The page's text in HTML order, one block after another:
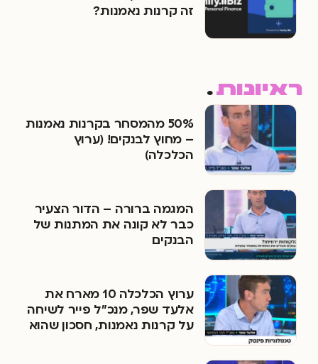
זה קרנות נאמנות?
ראיונות.
50% מהמסחר בקרנות נאמנות
– מחוץ לבנקים! (ערוץ
הכלכלה)
המגמה ברורה – הדור הצעיר
כבר לא קונה את המתנות של
הבנקים
ערוץ הכלכלה 10 מארח את
אלעד שפר, מנכ"ל פייר לשיחה
על קרנות נאמנות, חסכון שהוא